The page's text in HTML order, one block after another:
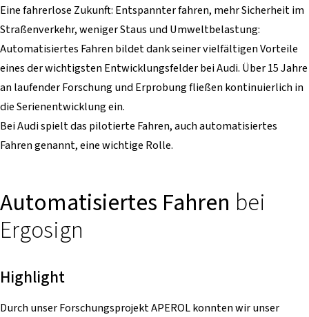
Eine fahrerlose Zukunft: Entspannter fahren, mehr Sicherheit im
Straßenverkehr, weniger Staus und Umweltbelastung:
Automatisiertes Fahren bildet dank seiner vielfältigen Vorteile
eines der wichtigsten Entwicklungsfelder bei Audi. Über 15 Jahre
an laufender Forschung und Erprobung fließen kontinuierlich in
die Serienentwicklung ein.
Bei Audi spielt das pilotierte Fahren, auch automatisiertes
Fahren genannt, eine wichtige Rolle.
Automatisiertes Fahren bei
Ergosign
Highlight
Durch unser Forschungsprojekt APEROL konnten wir unser